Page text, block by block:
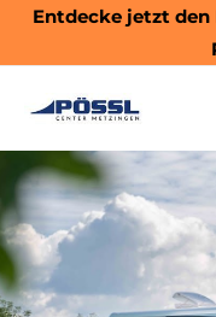
ZumEntdecke jetzt den